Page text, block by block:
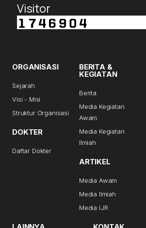
Visitor
ORGANISASI
Sejarah
Visi - Misi
Struktur Organisasi
DOKTER
Daftar Dokter
BERITA &
KEGIATAN
Berita
Media Kegiatan
Awam
Media Kegiatan
Ilmiah
ARTIKEL
Media Awam
Media Ilmiah
Media IJR